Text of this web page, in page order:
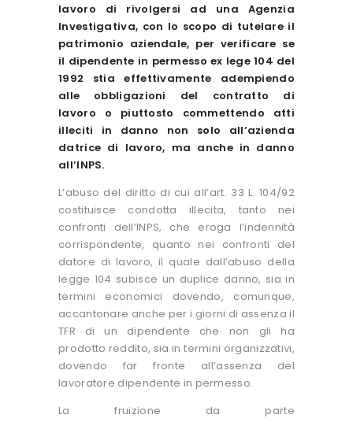
lavoro di rivolgersi ad una Agenzia
Investigativa, con lo scopo di tutelare il
patrimonio aziendale, per verificare se
il dipendente in permesso ex lege 104 del
1992 stia effettivamente adempiendo
alle obbligazioni del contratto di
lavoro o piuttosto commettendo atti
illeciti in danno non solo all’azienda
datrice di lavoro, ma anche in danno
all’INPS.
L’abuso del diritto di cui all’art. 33 L. 104/92
costituisce condotta illecita, tanto nei
confronti dell’INPS, che eroga l’indennità
corrispondente, quanto nei confronti del
datore di lavoro, il quale dall’abuso della
legge 104 subisce un duplice danno, sia in
termini economici dovendo, comunque,
accantonare anche per i giorni di assenza il
TFR di un dipendente che non gli ha
prodotto reddito, sia in termini organizzativi,
dovendo far fronte all’assenza del
lavoratore dipendente in permesso.
La fruizione da parte